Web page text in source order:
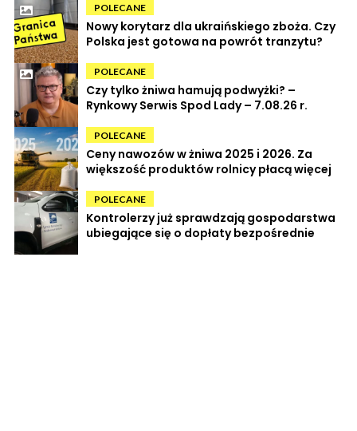
POLECANE
Nowy korytarz dla ukraińskiego zboża. Czy
Polska jest gotowa na powrót tranzytu?
POLECANE
Czy tylko żniwa hamują podwyżki? –
Rynkowy Serwis Spod Lady – 7.08.26 r.
POLECANE
Ceny nawozów w żniwa 2025 i 2026. Za
większość produktów rolnicy płacą więcej
POLECANE
Kontrolerzy już sprawdzają gospodarstwa
ubiegające się o dopłaty bezpośrednie